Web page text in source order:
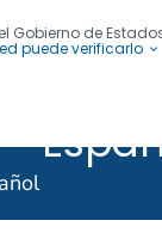
Gobierno de
puede verificarlo